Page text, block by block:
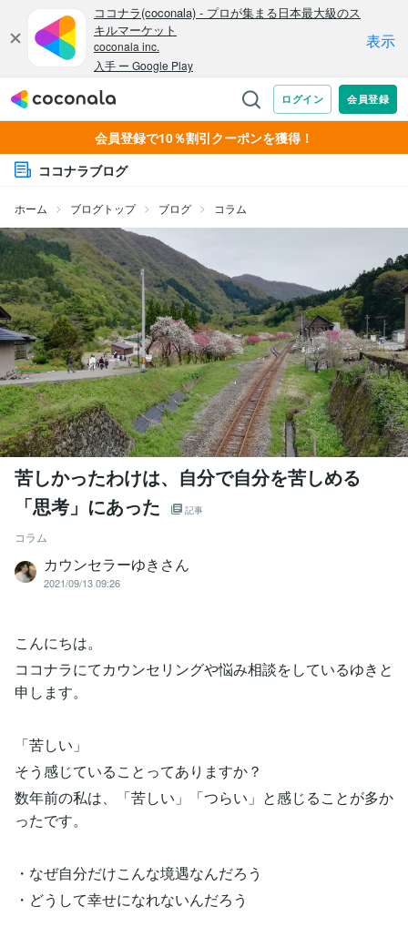
会員登録で10％割引クーポンを獲得！
ココナラブログ
ホーム ブログトップ ブログ コラム
苦しかったわけは、自分で自分を苦しめる
「思考」にあった
記事
コラム
カウンセラーゆきさん
2021/09/13 09:26
こんにちは。
ココナラにてカウンセリングや悩み相談をしているゆきと
申します。
「苦しい」
そう感じていることってありますか？
数年前の私は、「苦しい」「つらい」と感じることが多か
ったです。
・なぜ自分だけこんな境遇なんだろう
・どうして幸せになれないんだろう